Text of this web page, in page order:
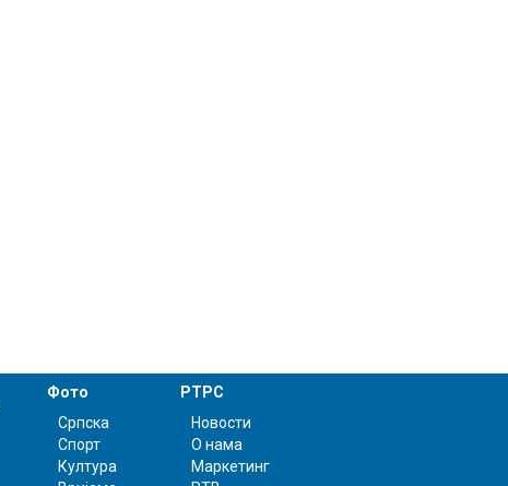
Фото
Српска
Спорт
Култура
РТРС
Новости
О нама
Маркетинг